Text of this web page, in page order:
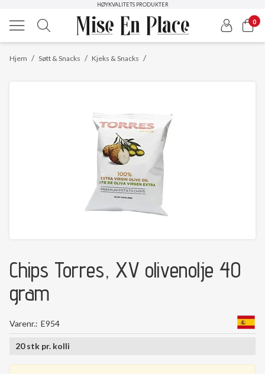
HØYKVALITETS PRODUKTER
0
/
Hjem /
Søtt & Snacks /
Kjeks & Snacks
Chips Torres, XV olivenolje 40
gram
Varenr. E954
20 stk pr. kolli